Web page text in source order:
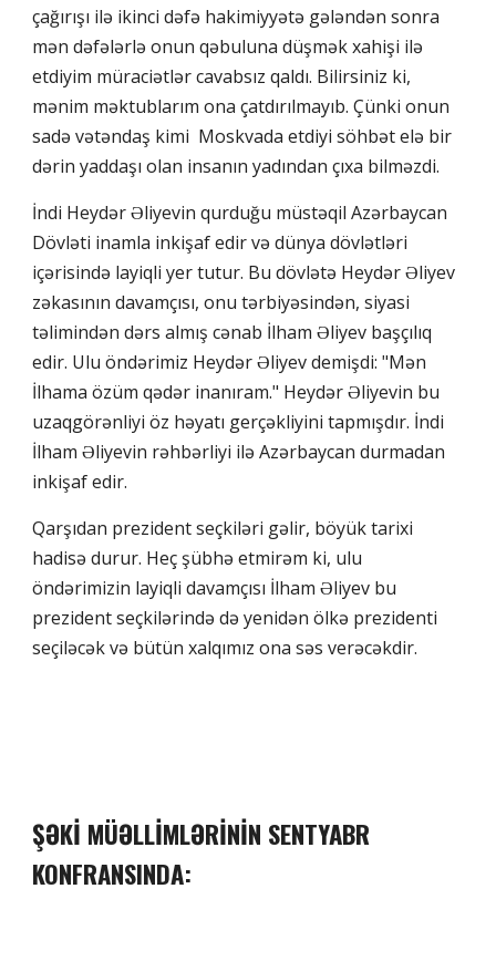
çağırışı ilə ikinci dəfə hakimiyyətə gələndən sonra
mən dəfələrlə onun qəbuluna düşmək xahişi ilə
etdiyim müraciətlər cavabsız qaldı. Bilirsiniz ki,
mənim məktublarım ona çatdırılmayıb. Çünki onun
sadə vətəndaş kimi Moskvada etdiyi söhbət elə bir
dərin yaddaşı olan insanın yadından çıxa bilməzdi.
İndi Heydər Əliyevin qurduğu müstəqil Azərbaycan
Dövləti inamla inkişaf edir və dünya dövlətləri
içərisində layiqli yer tutur. Bu dövlətə Heydər Əliyev
zəkasının davamçısı, onu tərbiyəsindən, siyasi
təlimindən dərs almış cənab İlham Əliyev başçılıq
edir. Ulu öndərimiz Heydər Əliyev demişdi: "Mən
İlhama özüm qədər inanıram." Heydər Əliyevin bu
uzaqgörənliyi öz həyatı gerçəkliyini tapmışdır. İndi
İlham Əliyevin rəhbərliyi ilə Azərbaycan durmadan
inkişaf edir.
Qarşıdan prezident seçkiləri gəlir, böyük tarixi
hadisə durur. Heç şübhə etmirəm ki, ulu
öndərimizin layiqli davamçısı İlham Əliyev bu
prezident seçkilərində də yenidən ölkə prezidenti
seçiləcək və bütün xalqımız ona səs verəcəkdir.
ŞƏKİ MÜƏLLİMLƏRİNİN SENTYABR
KONFRANSINDA: